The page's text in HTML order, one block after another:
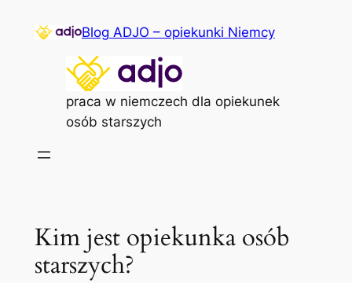
Blog ADJO – opiekunki Niemcy
praca w niemczech dla opiekunek
osób starszych
Kim jest opiekunka osób
starszych?